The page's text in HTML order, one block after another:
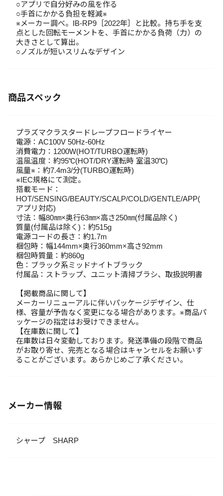
○アプリで自分好みの風を作る
○手首にかかる負担を軽減※
※メーカー調べ。IB-RP9［2022年］と比較。持ち手を支
点とした回転モーメントを、手首にかかる負荷（力）の
大きさとして算出。
○ノズルが短いスリムなデザイン
商品スペック
プラズマクラスタードレープフロードライヤー
電源：AC100V 50Hz-60Hz
消費電力：1200W(HOT/TURBO運転時)
温風温度：約95℃(HOT/DRY運転時 室温30℃)
風量※：約7.4m3/分(TURBO運転時)
※IEC規格にて測定。
搭載モード：
HOT/SENSING/BEAUTY/SCALP/COLD/GENTLE/APP(
アプリ対応)
寸法：幅80㎜×奥行63㎜×高さ250㎜(付属品除く)
質量(付属品は除く)：約515g
電源コードの長さ：約1.7m
梱包時：幅144mm×奥行360mm×高さ92mm
梱包時質量：約860g
色：ブラック系ミッドナイトブラック
付属品：ストラップ、ユニット清掃ブラシ、取扱説明書
【掲載商品に関して】
メーカーリニューアルに伴いパッケージデザイン、仕
様、容量が予告なく変更になる場合があります。※商品パ
ッケージの指定はお受けできません。
【在庫数に関して】
在庫数は日々変動しております。発送準備の段階で商品
がお取り寄せ、完売となる場合はキャンセルをお願いす
ることがございます。あらかじめご了承ください。
メーカー情報
シャープ SHARP